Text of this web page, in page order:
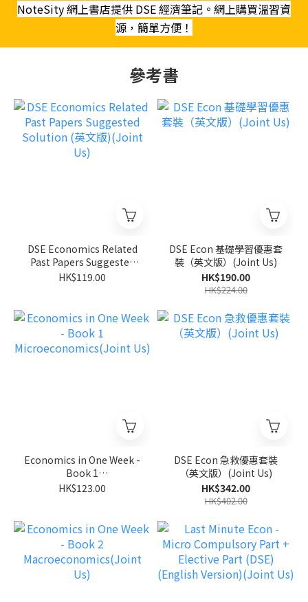
NoteSity 網上書店提供 DSE 經濟筆記。網上購買溫習資
源，簡單方便！
參考書
DSE Economics Related
Past Papers Suggested
Solution (英文版)(Joint
HK$119.00
DSE Econ 基礎學習優惠套
裝（英文版）(Joint Us)
HK$190.00
HK$224.00
Economics in One Week -
Book 1
Microeconomics(Joint
HK$123.00
DSE Econ 急救優惠套裝
（英文版）(Joint Us)
HK$342.00
HK$402.00